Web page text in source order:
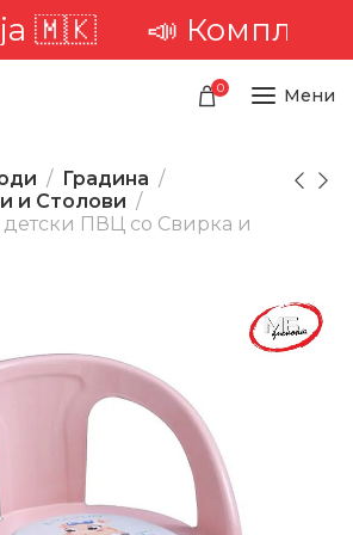
🇲🇰 📣
0 Мени
Градина
и Столови
детски ПВЦ со Свирка и